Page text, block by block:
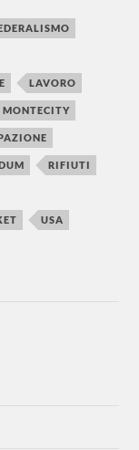
LAVORO
MONTECITY
RIFIUTI
USA